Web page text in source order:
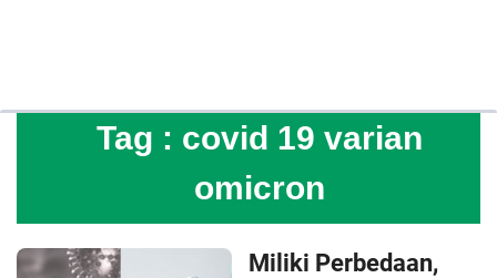
Tag : covid 19 varian
omicron
Miliki Perbedaan,